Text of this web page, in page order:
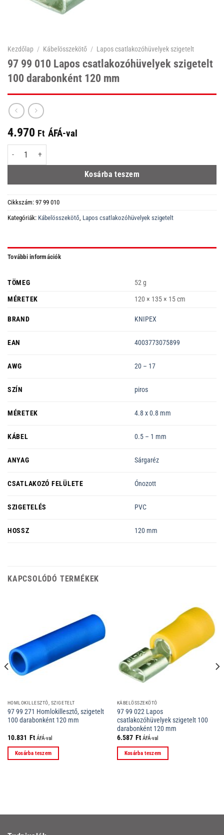
Kezdőlap / Kábelösszekötő / Lapos csatlakozóhüvelyek szigetelt
97 99 010 Lapos csatlakozóhüvelyek szigetelt
100 darabonként 120 mm
4.970 Ft ÁFÁ-val
97 99 010 Lapos csatlakozóhüvelyek szigetelt 100 darabonként 120 mm
Kosárba teszem
Cikkszám: 97 99 010
Kategóriák: Kábelösszekötő, Lapos csatlakozóhüvelyek szigetelt
További információk
TÖMEG
52 g
MÉRETEK
120 × 135 × 15 cm
BRAND KNIPEX
EAN 4003773075899
AWG 20 – 17
SZÍN piros
MÉRETEK 4.8 x 0.8 mm
KÁBEL 0.5 – 1 mm
ANYAG Sárgaréz
CSATLAKOZÓ FELÜLETE Ónozott
SZIGETELÉS PVC
HOSSZ 120 mm
KAPCSOLÓDÓ TERMÉKEK
HOMLOKILLESZTŐ, SZIGETELT
97 99 271 Homlokillesztő, szigetelt
100 darabonként 120 mm
10.831 Ft ÁFÁ-val
Kosárba teszem
KÁBELÖSSZEKÖTŐ
97 99 022 Lapos
csatlakozóhüvelyek szigetelt 100
darabonként 120 mm
6.587 Ft ÁFÁ-val
Kosárba teszem